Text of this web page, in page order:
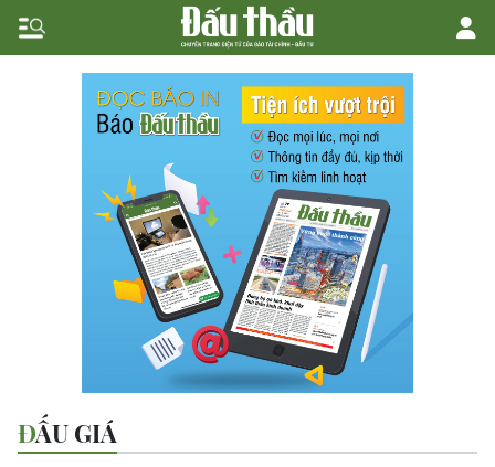
ĐẤU GIÁ